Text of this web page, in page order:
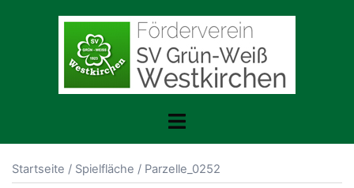
Toggle
Startseite / Spielfläche / Parzelle_0252